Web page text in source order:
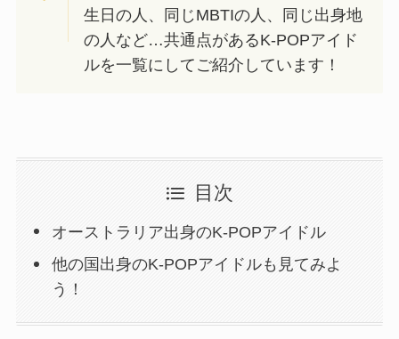
生日の人、同じMBTIの人、同じ出身地
の人など…共通点があるK-POPアイド
ルを一覧にしてご紹介しています！
目次
オーストラリア出身のK-POPアイドル
他の国出身のK-POPアイドルも見てみよ
う！